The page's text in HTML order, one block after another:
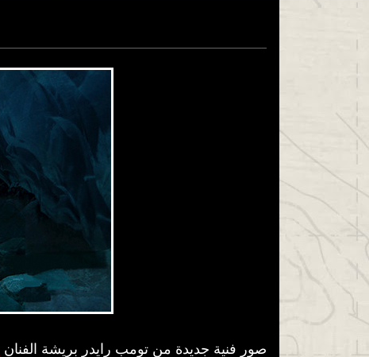
صور فنية جديدة من تومب رايدر بريشة الفنان